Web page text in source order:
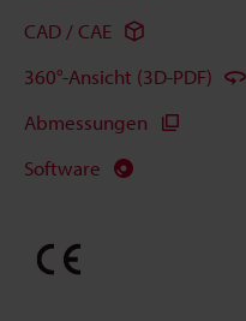
CAD / CAE
360°-Ansicht (3D-PDF)
Abmessungen
Software